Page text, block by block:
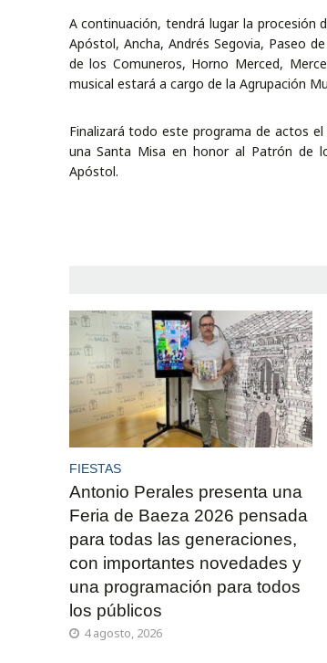
A continuación, tendrá lugar la procesión
Apóstol, Ancha, Andrés Segovia, Paseo
de los Comuneros, Horno Merced,
musical estará a cargo de la Agrupación
Finalizará todo este programa de actos
una Santa Misa en honor al Patrón de
Apóstol.
FIESTAS
Antonio Perales presenta una
Feria de Baeza 2026 pensada
para todas las generaciones,
con importantes novedades y
una programación para todos
los públicos
4 agosto, 2026